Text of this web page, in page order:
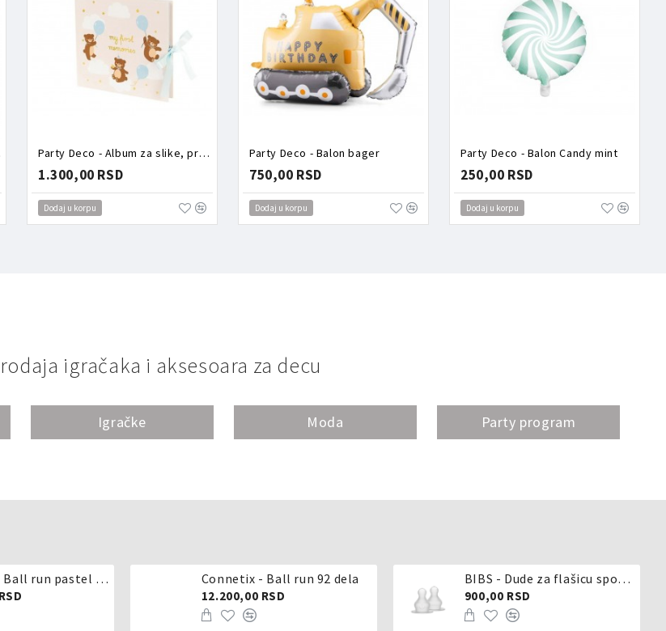
Party Deco - Album za slike, prvi rođendan
1.300,00 RSD
Dodaj u korpu
Party Deco - Balon bager
750,00 RSD
Dodaj u korpu
Party Deco - Balon Candy mint
250,00 RSD
Dodaj u korpu
igračaka i aksesoara za decu
Igračke Moda Party program
Connetix - Ball run pastel 106 delova Connetix - Ball run 92 dela
12.200,00 RSD
BIBS - Dude za flašicu sporijeg, srednjeg ili brzog protoka - silikon
900,00 RSD